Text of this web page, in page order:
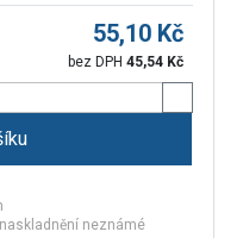
55,10 Kč
bez DPH 45,54 Kč
naskladnění neznámé